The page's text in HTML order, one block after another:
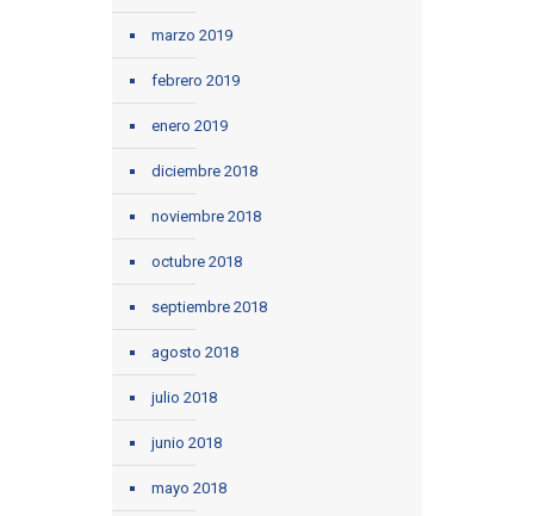
marzo 2019
febrero 2019
enero 2019
diciembre 2018
noviembre 2018
octubre 2018
septiembre 2018
agosto 2018
julio 2018
junio 2018
mayo 2018